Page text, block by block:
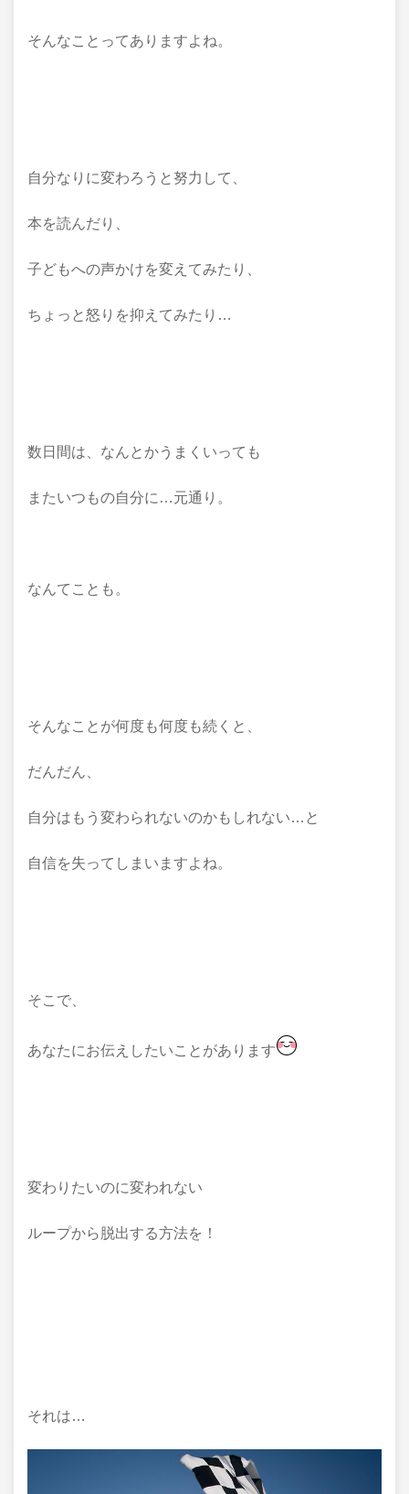
そんなことってありますよね。
自分なりに変わろうと努力して、
本を読んだり、
子どもへの声かけを変えてみたり、
ちょっと怒りを抑えてみたり…
数日間は、なんとかうまくいっても
またいつもの自分に…元通り。
なんてことも。
そんなことが何度も何度も続くと、
だんだん、
自分はもう変わられないのかもしれない…と
自信を失ってしまいますよね。
そこで、
あなたにお伝えしたいことがあります
変わりたいのに変われない
ループから脱出する方法を！
それは…